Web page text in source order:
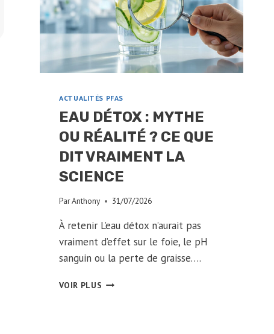
ACTUALITÉS PFAS
EAU DÉTOX : MYTHE
OU RÉALITÉ ? CE QUE
DIT VRAIMENT LA
SCIENCE
ParAnthony 31/07/2026
À retenir L’eau détox n’aurait pas
vraiment d’effet sur le foie, le pH
sanguin ou la perte de graisse….
VOIR PLUS EAU